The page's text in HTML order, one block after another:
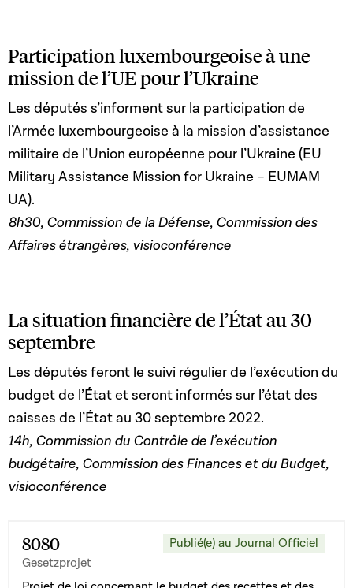
Participation luxembourgeoise à une
mission de l’UE pour l’Ukraine
Les députés s’informent sur la participation de
l’Armée luxembourgeoise à la mission d’assistance
militaire de l’Union européenne pour l’Ukraine (EU
Military Assistance Mission for Ukraine – EUMAM
UA).
8h30, Commission de la Défense, Commission des
Affaires étrangères, visioconférence
La situation financière de l’État au 30
septembre
Les députés feront le suivi régulier de l’exécution du
budget de l’État et seront informés sur l’état des
caisses de l’État au 30 septembre 2022.
14h, Commission du Contrôle de l’exécution
budgétaire, Commission des Finances et du Budget,
visioconférence
8080
Gesetzprojet
Publié(e) au Journal Officiel